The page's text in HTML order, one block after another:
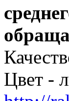
Цвет -